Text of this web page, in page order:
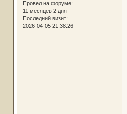
Провел на форуме:
11 месяцев 2 дня
Последний визит:
2026-04-05 21:38:26